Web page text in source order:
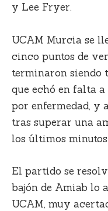
y Lee Fryer.
UCAM Murcia se
cinco puntos de
terminaron siendo
que echó en falta a
por enfermedad, y
tras superar una
los últimos minutos.
El partido se
bajón de Amiab lo
UCAM, muy